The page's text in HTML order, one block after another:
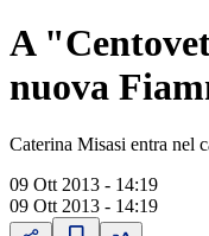
A
nuova
Caterina Misasi entra nel
09 Ott 2013 - 14:19
09 Ott 2013 - 14:19